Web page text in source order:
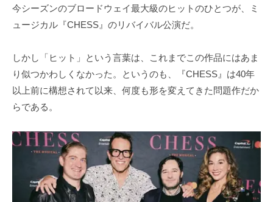
i
g
y
a
の
コ
今シーズンのブロードウェイ最大級のヒットのひとつが、ミ
ュージカル『CHESS』のリバイバル公演だ。
しかし「ヒット」という言葉は、これまでこの作品にはあま
り似つかわしくなかった。というのも、『CHESS』は40年
以上前に構想されて以来、何度も形を変えてきた問題作だか
らである。